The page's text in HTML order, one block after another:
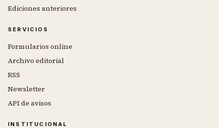
Ediciones anteriores
SERVICIOS
Formularios online
Archivo editorial
RSS
Newsletter
API de avisos
INSTITUCIONAL